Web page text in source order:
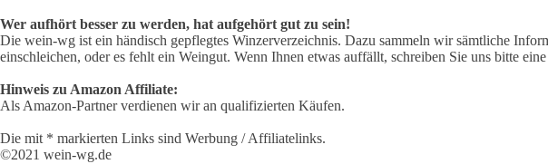
Wer aufhört besser zu werden, hat aufgehört gut zu sein!
Die wein-wg ist ein händisch gepflegtes Winzerverzeichnis. Dazu sammeln wir sämtliche
einschleichen, oder es fehlt ein Weingut. Wenn Ihnen etwas auffällt, schreiben Sie uns bitte
Hinweis zu Amazon Affiliate:
Als Amazon-Partner verdienen wir an qualifizierten Käufen.
Die mit * markierten Links sind Werbung / Affiliatelinks.
©2021 wein-wg.de